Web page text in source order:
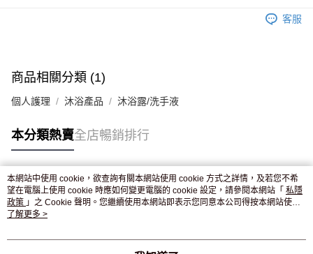
付款後門市自取，訂單確認後2-4個工作天到店，7天內取。逾期後
客服
商品相關分類 (1)
個人護理 沐浴產品 沐浴露/洗手液
本分類熱賣全店暢銷排行
熱門標籤
熱銷排行
本網站中使用 cookie，欲查詢有關本網站使用 cookie 方式之詳情，及若您不希
望在電腦上使用 cookie 時應如何變更電腦的 cookie 設定，請參閱本網站「 私隱
政策 」之 Cookie 聲明。您繼續使用本網站即表示您同意本公司得按本網站使用
條款之 Cookie 聲明使用 cookie。
了解更多 >